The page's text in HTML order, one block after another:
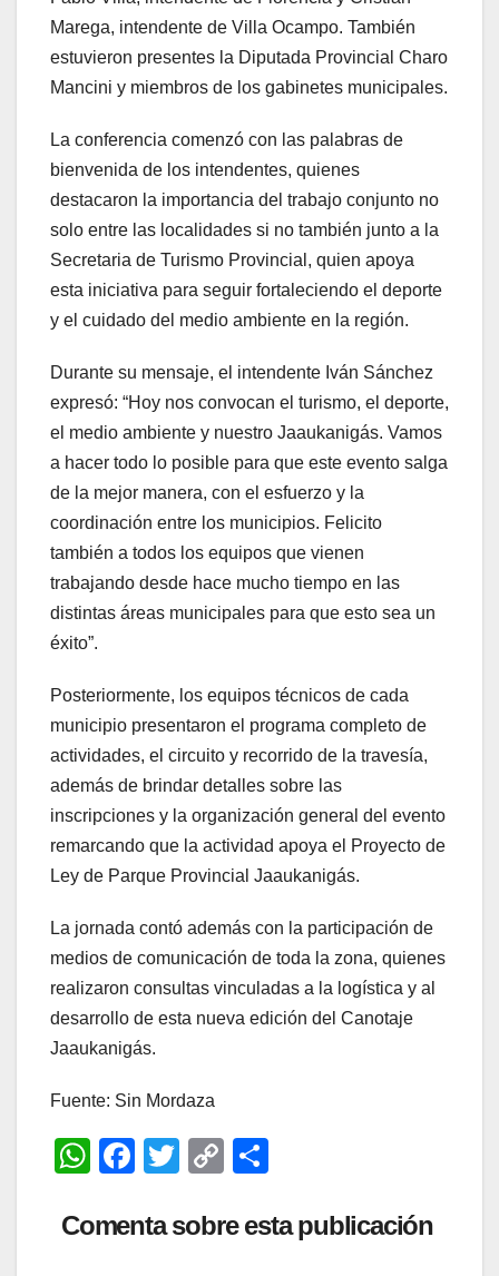
Marega, intendente de Villa Ocampo. También
estuvieron presentes la Diputada Provincial Charo
Mancini y miembros de los gabinetes municipales.
La conferencia comenzó con las palabras de
bienvenida de los intendentes, quienes
destacaron la importancia del trabajo conjunto no
solo entre las localidades si no también junto a la
Secretaria de Turismo Provincial, quien apoya
esta iniciativa para seguir fortaleciendo el deporte
y el cuidado del medio ambiente en la región.
Durante su mensaje, el intendente Iván Sánchez
expresó: “Hoy nos convocan el turismo, el deporte,
el medio ambiente y nuestro Jaaukanigás. Vamos
a hacer todo lo posible para que este evento salga
de la mejor manera, con el esfuerzo y la
coordinación entre los municipios. Felicito
también a todos los equipos que vienen
trabajando desde hace mucho tiempo en las
distintas áreas municipales para que esto sea un
éxito”.
Posteriormente, los equipos técnicos de cada
municipio presentaron el programa completo de
actividades, el circuito y recorrido de la travesía,
además de brindar detalles sobre las
inscripciones y la organización general del evento
remarcando que la actividad apoya el Proyecto de
Ley de Parque Provincial Jaaukanigás.
La jornada contó además con la participación de
medios de comunicación de toda la zona, quienes
realizaron consultas vinculadas a la logística y al
desarrollo de esta nueva edición del Canotaje
Jaaukanigás.
Fuente: Sin Mordaza
W
at
F
c
T
tt
C
p
m
Comenta sobre esta publicación